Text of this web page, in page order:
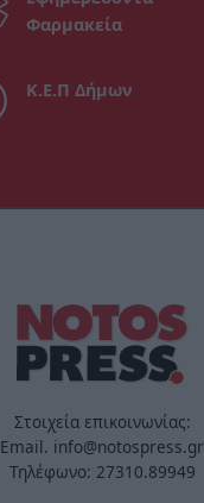
Φαρμακεία
Κ.Ε.Π Δήμων
Στοιχεία επικοινωνίας:
Email. info@notospress.gr
Τηλέφωνο: 27310.89949